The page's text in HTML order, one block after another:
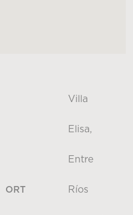
ORT
Villa
Elisa,
Entre
Ríos